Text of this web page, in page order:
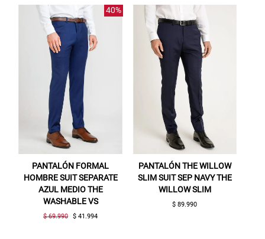
40%
PANTALÓN FORMAL
HOMBRE SUIT SEPARATE
AZUL MEDIO THE
WASHABLE VS
$ 69.990 $ 41.994
PANTALÓN THE WILLOW
SLIM SUIT SEP NAVY THE
WILLOW SLIM
$ 89.990